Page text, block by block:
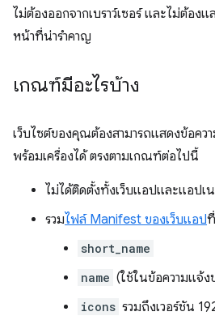
ไม่ต้องออกจากเบราว์เซอร์ และไม่ต้อง
หน้าที่น่ารำคาญ
เกณฑ์มีอะไรบ้าง
เว็บไซต์ของคุณต้องสามารถแสดงข้อคว
พร้อมเครื่องได้ ตรงตามเกณฑ์ต่อไปนี้
ไม่ได้ติดตั้งทั้งเว็บแอปและแอป
รวมไฟล์ Manifest ของเว็บแอป
short_name
name (ใช้ในข้อความแจ้
icons รวมถึงเวอร์ชัน